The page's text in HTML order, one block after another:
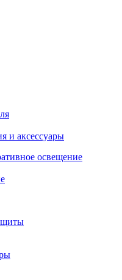
и аксессуары
освещение